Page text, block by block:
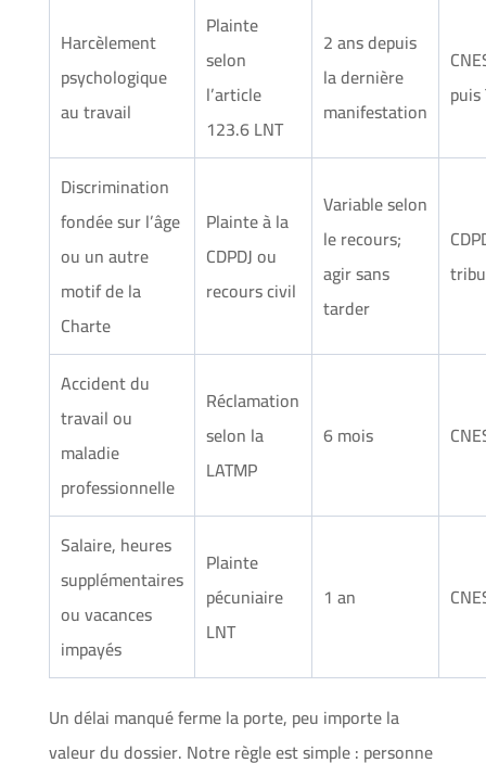
Harcèlement
psychologique
au travail
Plainte
selon
l’article
123.6 LNT
2 ans depuis
la dernière
manifestation
puis
Discrimination
fondée sur l’âge
ou un autre
motif de la
Charte
Plainte à la
CDPDJ ou
recours civil
Variable selon
le recours;
agir sans
tarder
Accident du
travail ou
maladie
professionnelle
Réclamation
selon la
LATMP
6 mois
Salaire, heures
supplémentaires
ou vacances
impayés
Plainte
pécuniaire
LNT
1 an
Un délai manqué ferme la porte, peu importe la
valeur du dossier. Notre règle est simple : personne